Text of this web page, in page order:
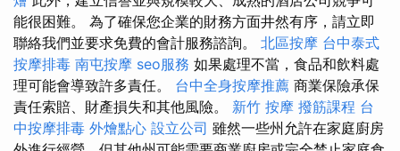
能很困難。 為了確保您企業的財務方面井然有序，請立即
聯絡我們並要求免費的會計服務諮詢。 北區按摩 台中泰式
按摩排毒 南屯按摩 seo服務 如果處理不當，食品和飲料處
理可能會導致許多責任。 台中全身按摩推薦 商業保險承保
責任索賠、財產損失和其他風險。 新竹 按摩 撥筋課程 台
中按摩排毒 外燴點心 設立公司 雖然一些州允許在家庭廚房